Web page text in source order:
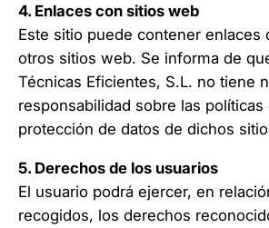
4. Enlaces con sitios web
Este sitio puede contener enlaces
otros sitios web. Se informa de
Técnicas Eficientes, S.L. no tiene
responsabilidad sobre las políticas
protección de datos de dichos
5. Derechos de los usuarios
El usuario podrá ejercer, en
recogidos, los derechos